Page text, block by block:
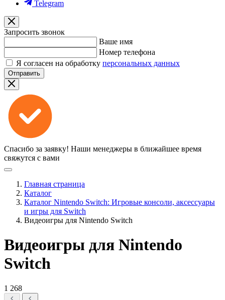
Telegram
Запросить звонок
Ваше имя
Номер телефона
Я согласен на обработку персональных данных
Отправить
Спасибо за заявку! Наши менеджеры в ближайшее время
свяжутся с вами
Главная страница
Каталог
Каталог Nintendo Switch: Игровые консоли, аксессуары
и игры для Switch
Видеоигры для Nintendo Switch
Видеоигры для Nintendo
Switch
1 268